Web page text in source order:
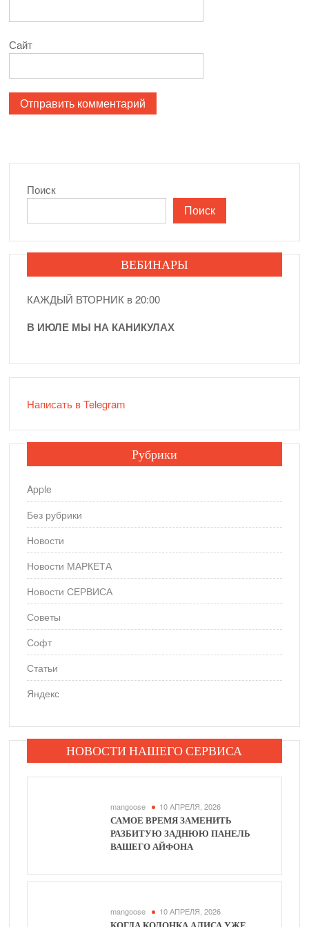
Сайт
Поиск
Поиск
ВЕБИНАРЫ
КАЖДЫЙ ВТОРНИК в 20:00
В ИЮЛЕ МЫ НА КАНИКУЛАХ
Написать в Telegram
Рубрики
Apple
Без рубрики
Новости
Новости МАРКЕТА
Новости СЕРВИСА
Советы
Софт
Статьи
Яндекс
НОВОСТИ НАШЕГО СЕРВИСА
mangoose 10 АПРЕЛЯ, 2026
САМОЕ ВРЕМЯ ЗАМЕНИТЬ
РАЗБИТУЮ ЗАДНЮЮ ПАНЕЛЬ
ВАШЕГО АЙФОНА
mangoose 10 АПРЕЛЯ, 2026